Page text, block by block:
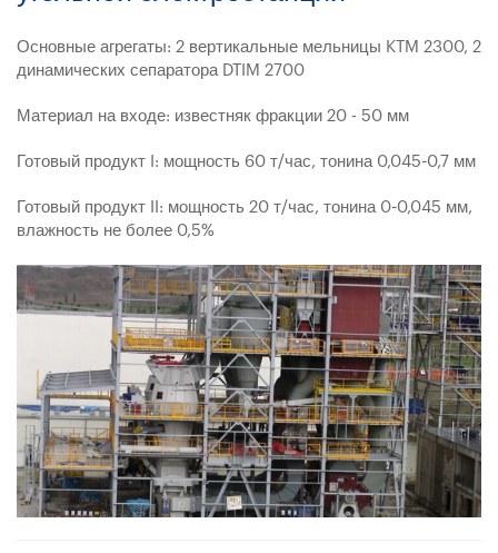
Основные агрегаты: 2 вертикальные мельницы KTM 2300, 2
динамических сепаратора DTIM 2700
Материал на входе: известняк фракции 20 - 50 мм
Готовый продукт I: мощность 60 т/час, тонина 0,045-0,7 мм
Готовый продукт II: мощность 20 т/час, тонина 0-0,045 мм,
влажность не более 0,5%